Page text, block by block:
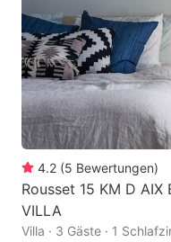
4.2 (5 Bewertungen)
Rousset 15 KM D AIX
VILLA
Villa · 3 Gäste · 1